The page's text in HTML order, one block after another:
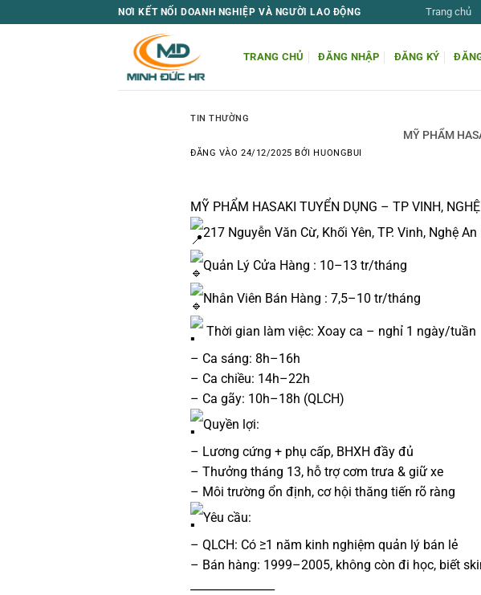
qua
NƠI KẾT NỐI DOANH NGHIỆP VÀ NGƯỜI LAO ĐỘNG Trang chủ
TRANG CHỦ ĐĂNG NHẬP ĐĂNG KÝ
TIN THƯỜNG
MỸ PHẨM
ĐĂNG VÀO24/12/2025 BỞIHUONGBUI
MỸ PHẨM HASAKI TUYỂN DỤNG – TP VINH,
217 Nguyễn Văn Cừ, Khối Yên, TP. Vinh, Nghệ An
Quản Lý Cửa Hàng : 10–13 tr/tháng
Nhân Viên Bán Hàng : 7,5–10 tr/tháng
Thời gian làm việc: Xoay ca – nghỉ 1 ngày/tuần
– Ca sáng: 8h–16h
– Ca chiều: 14h–22h
– Ca gãy: 10h–18h (QLCH)
Quyền lợi:
– Lương cứng + phụ cấp, BHXH đầy đủ
– Thưởng tháng 13, hỗ trợ cơm trưa & giữ xe
– Môi trường ổn định, cơ hội thăng tiến rõ ràng
Yêu cầu:
– QLCH: Có ≥1 năm kinh nghiệm quản lý bán lẻ
– Bán hàng: 1999–2005, không còn đi học, biết